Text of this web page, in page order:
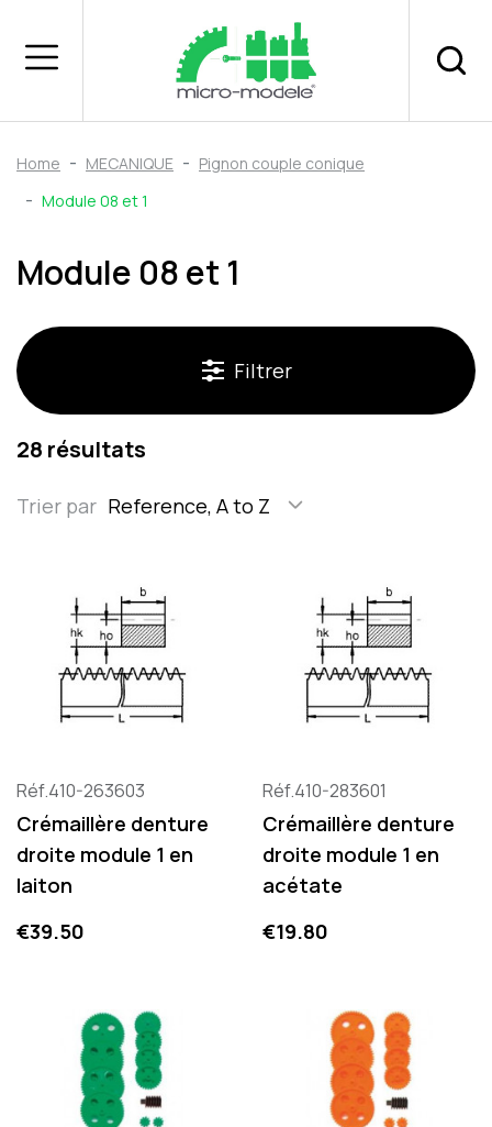
Home MECANIQUE
Pignon couple conique
Module 08 et 1
Module 08 et 1
Filtrer
28 résultats
Trier par Reference, A to Z
Réf.410-263603
Crémaillère denture
droite module 1 en
laiton
Price
€39.50
Réf.410-283601
Crémaillère denture
droite module 1 en
acétate
Price
€19.80